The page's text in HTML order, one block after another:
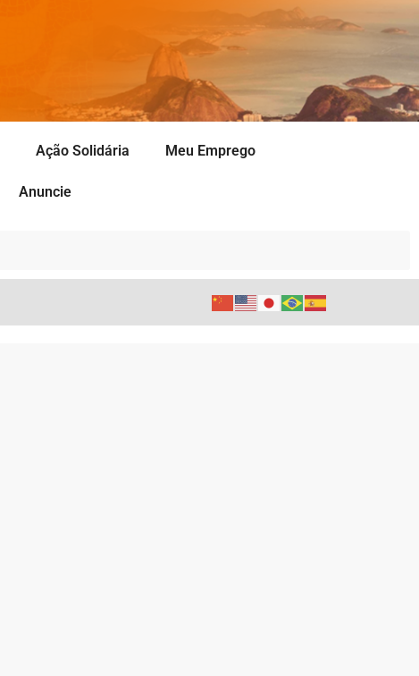
Ação Solidária Meu Emprego
Anuncie